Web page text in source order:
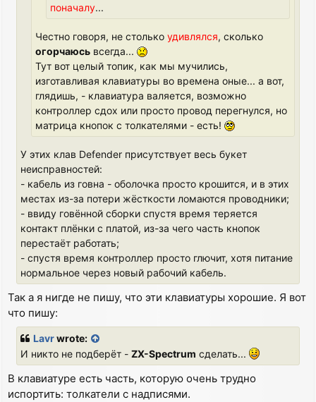
поначалу...
Честно говоря, не столько удивлялся, сколько
огорчаюсь всегда...
Тут вот целый топик, как мы мучились,
изготавливая клавиатуры во времена оные... а вот,
глядишь, - клавиатура валяется, возможно
контроллер сдох или просто провод перегнулся, но
матрица кнопок с толкателями - есть!
У этих клав Defender присутствует весь букет
неисправностей:
- кабель из говна - оболочка просто крошится, и в этих
местах из-за потери жёсткости ломаются проводники;
- ввиду говённой сборки спустя время теряется
контакт плёнки с платой, из-за чего часть кнопок
перестаёт работать;
- спустя время контроллер просто глючит, хотя питание
нормальное через новый рабочий кабель.
Так а я нигде не пишу, что эти клавиатуры хорошие. Я вот
что пишу:
Lavrwrote:
И никто не подберёт - ZX-Spectrum сделать...
В клавиатуре есть часть, которую очень трудно
испортить: толкатели с надписями.